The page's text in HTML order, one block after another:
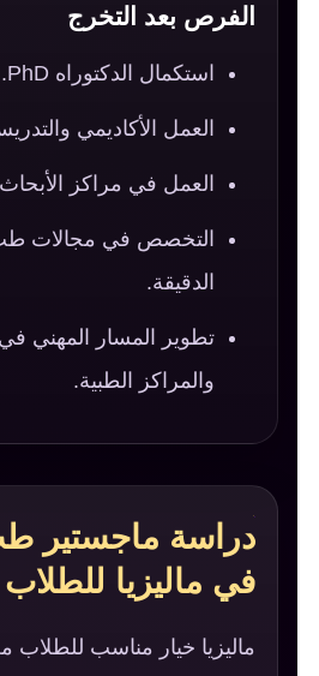
الفرص بعد التخرج
استكمال الدكتوراه PhD.
العمل الأكاديمي
العمل في مراكز
التخصص في مجالات طب
الدقيقة.
تطوير المسار المهني في
والمراكز الطبية.
دراسة ماجستير
في ماليزيا
ماليزيا خيار مناسب للطلاب